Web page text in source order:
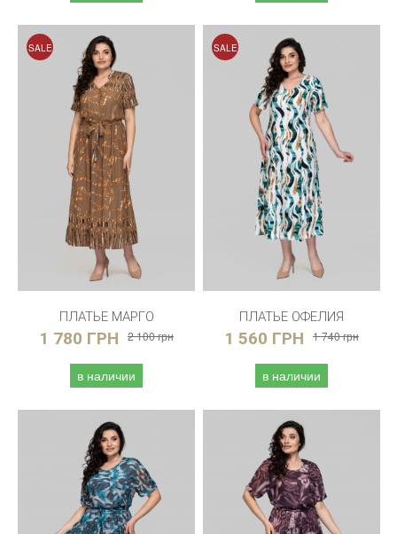
SALE
ПЛАТЬЕ МАРГО
1 780 ГРН 2 100 грн
в наличии
SALE
ПЛАТЬЕ ОФЕЛИЯ
1 560 ГРН 1 740 грн
в наличии